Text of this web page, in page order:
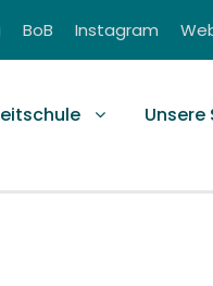
BoB Instagram
Unsere